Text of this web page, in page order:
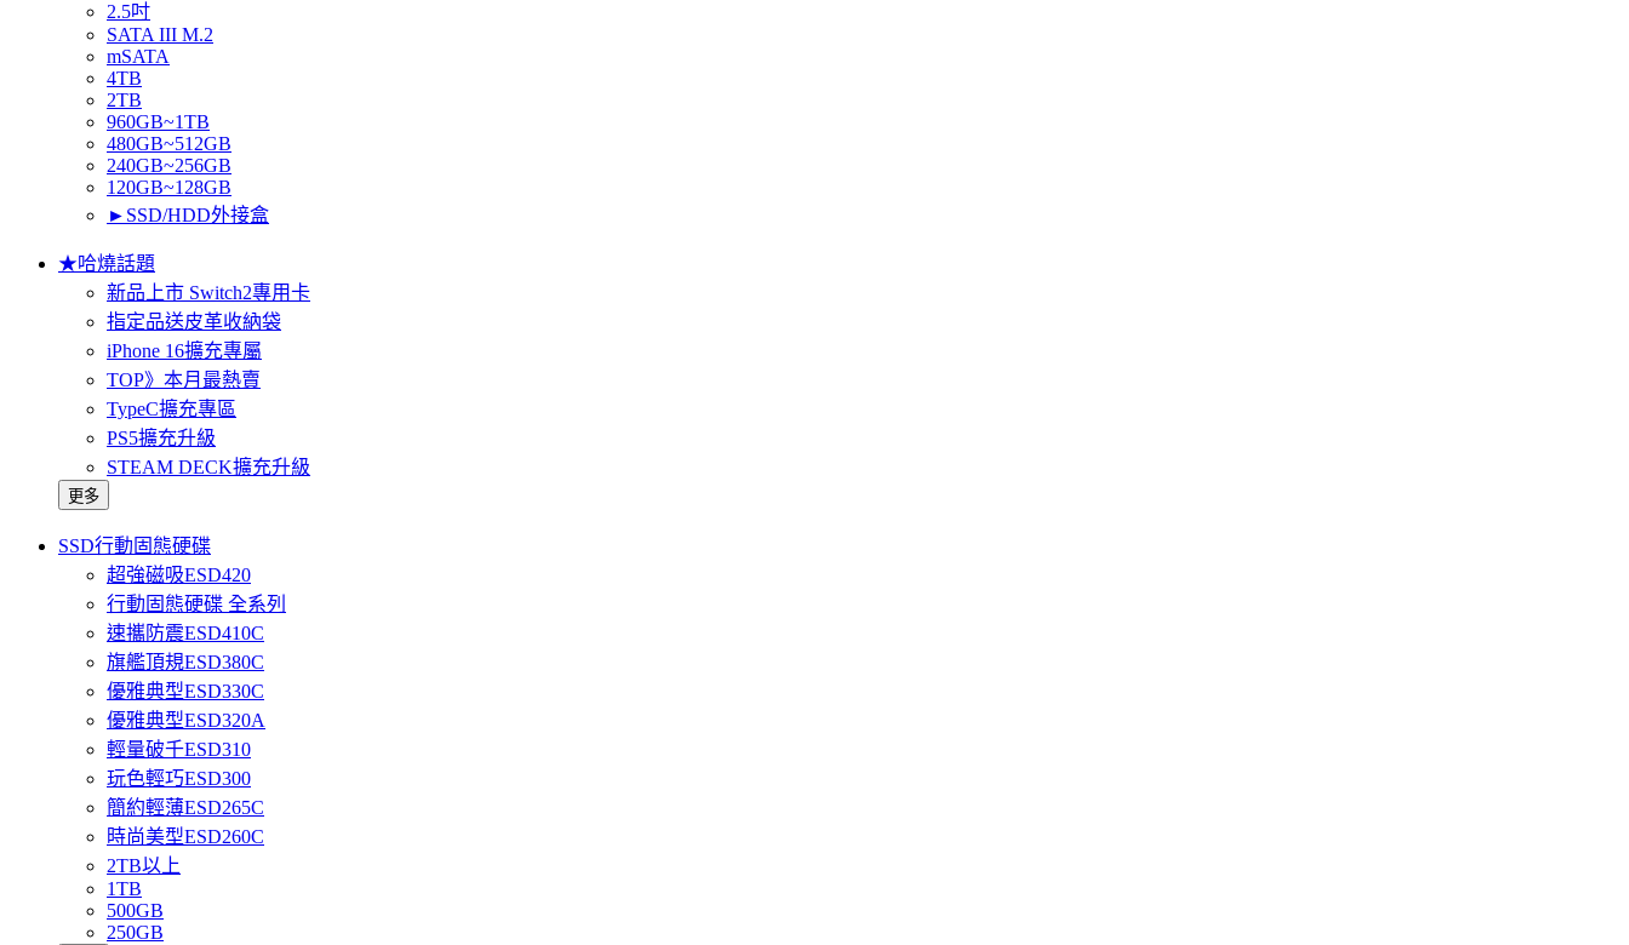
2.5吋
SATA III M.2
mSATA
4TB
2TB
960GB~1TB
480GB~512GB
240GB~256GB
120GB~128GB
►SSD/HDD外接盒
★哈燒話題
新品上市 Switch2專用卡
指定品送皮革收納袋
iPhone 16擴充專屬
TOP》本月最熱賣
TypeC擴充專區
PS5擴充升級
STEAM DECK擴充升級
更多
SSD行動固態硬碟
超強磁吸ESD420
行動固態硬碟 全系列
速攜防震ESD410C
旗艦頂規ESD380C
優雅典型ESD330C
優雅典型ESD320A
輕量破千ESD310
玩色輕巧ESD300
簡約輕薄ESD265C
時尚美型ESD260C
2TB以上
1TB
500GB
250GB